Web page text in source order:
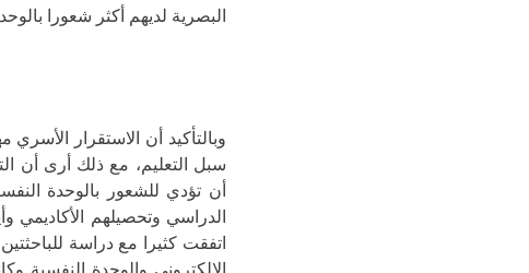
البصرية لديهم أكثر شعورا
وبالتأكيد أن الاستقرار الأسري
سبل التعليم، مع ذلك أرى أن
أن تؤدي للشعور بالوحدة
الدراسي وتحصيلهم الأكاديمي
الالكتروني والوحدة النفسية